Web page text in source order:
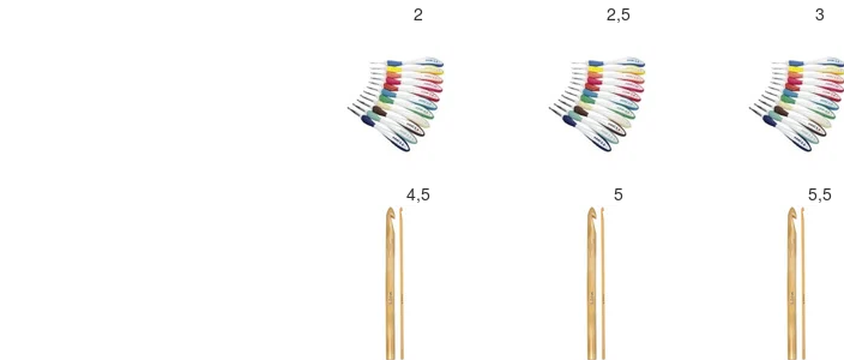
2 2,5 3
4,5 5 5,5